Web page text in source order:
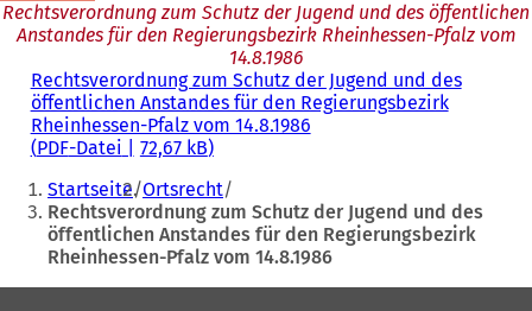
Rechtsverordnung zum Schutz der Jugend und des öffentlichen
Anstandes für den Regierungsbezirk Rheinhessen-Pfalz vom
14.8.1986
Rechtsverordnung zum Schutz der Jugend und des
öffentlichen Anstandes für den Regierungsbezirk
Rheinhessen-Pfalz vom 14.8.1986
PDF-Datei 72,67 kB
Sie
befinden
sich
Startseite Ortsrecht
Rechtsverordnung zum Schutz der Jugend und des
öffentlichen Anstandes für den Regierungsbezirk
Rheinhessen-Pfalz vom 14.8.1986